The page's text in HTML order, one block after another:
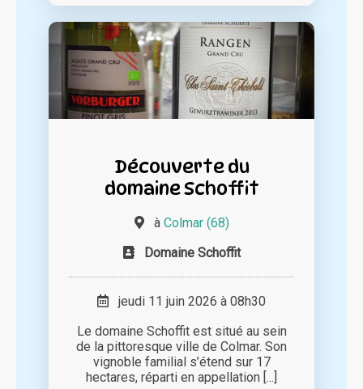
Découverte du
domaine Schoffit
à Colmar (68)
Domaine Schoffit
jeudi 11 juin 2026 à 08h30
Le domaine Schoffit est situé au sein
de la pittoresque ville de Colmar. Son
vignoble familial s’étend sur 17
hectares, réparti en appellation [...]